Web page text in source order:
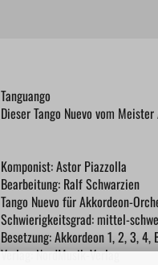
Tanguango
Dieser Tango Nuevo vom
Komponist: Astor Piazzolla
Bearbeitung: Ralf Schwarzien
Tango Nuevo für Akkordeon-
Schwierigkeitsgrad: mittel-
Besetzung: Akkordeon 1, 2, 3,
Verlag: NordMusik-Verlag